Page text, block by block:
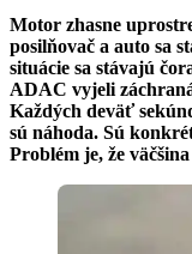
Motor zhasne
posilňovač a auto sa
situácie sa stávajú
ADAC vyjeli
Každých deväť
sú náhoda. Sú
Problém je, že